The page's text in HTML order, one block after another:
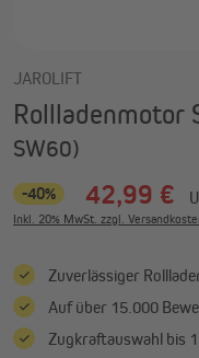
JAROLIFT
Rollladenmotor
SW60)
-40% 42,99 €
Inkl. 20% MwSt. zzgl.
Zuverlässiger
Auf über 15.000
Zugkraftauswahl bis